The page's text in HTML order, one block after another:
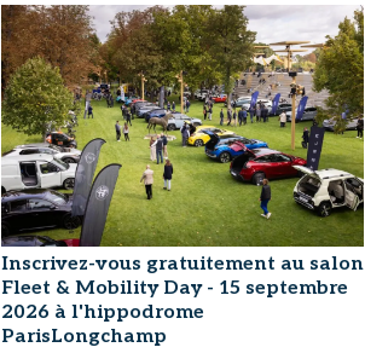
Inscrivez-vous gratuitement au salon
Fleet & Mobility Day - 15 septembre
2026 à l'hippodrome
ParisLongchamp